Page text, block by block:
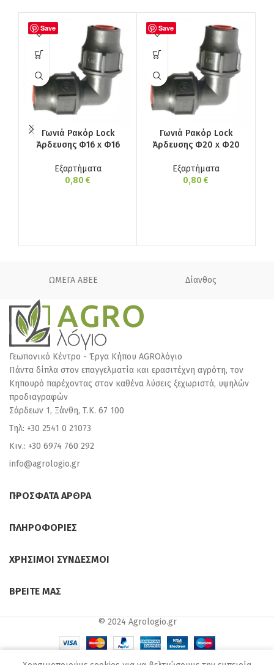
Save
Γωνιά Ρακόρ Lock
Άρδευσης Φ16 x Φ16
Εξαρτήματα
0,80 €
Save
Γωνιά Ρακόρ Lock
Άρδευσης Φ20 x Φ20
Εξαρτήματα
0,80 €
ΩΜΕΓΑ ΑΒΕΕ Δίανθος
Γεωπονικό Κέντρο - Έργα Κήπου AGROλόγιο
Πάντα δίπλα στον επαγγελματία και ερασιτέχνη αγρότη, τον
Κηπουρό παρέχοντας στον καθένα λύσεις ξεχωριστά, υψηλών
προδιαγραφών
Σάρδεων 1, Ξάνθη, Τ.Κ. 67 100
Τηλ: +30 2541 0 21073
Κιν.: +30 6974 760 292
info@agrologio.gr
ΠΡΟΣΦΑΤΑ ΑΡΘΡΑ
ΠΛΗΡΟΦΟΡΙΕΣ
ΧΡΗΣΙΜΟΙ ΣΥΝΔΕΣΜΟΙ
ΒΡΕΙΤΕ ΜΑΣ
© 2024 Agrologio.gr